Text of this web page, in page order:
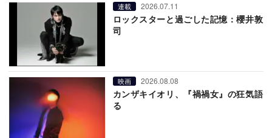
連載 2026.07.11
ロックスターと過ごした記憶：櫻井敦
司
映画 2026.08.08
カンザキイオリ、『禍禍女』の狂気語
る